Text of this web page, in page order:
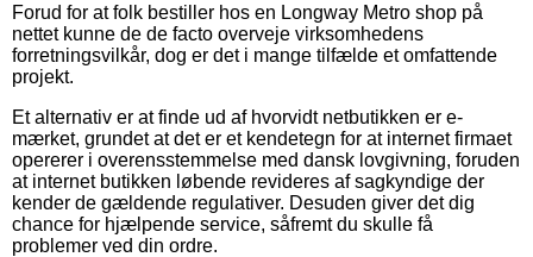
Forud for at folk bestiller hos en Longway Metro shop på
nettet kunne de de facto overveje virksomhedens
forretningsvilkår, dog er det i mange tilfælde et omfattende
projekt.
Et alternativ er at finde ud af hvorvidt netbutikken er e-
mærket, grundet at det er et kendetegn for at internet firmaet
opererer i overensstemmelse med dansk lovgivning, foruden
at internet butikken løbende revideres af sagkyndige der
kender de gældende regulativer. Desuden giver det dig
chance for hjælpende service, såfremt du skulle få
problemer ved din ordre.